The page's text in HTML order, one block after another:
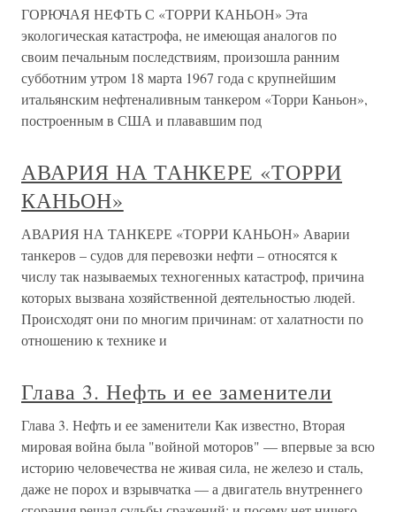
ГОРЮЧАЯ НЕФТЬ С «ТОРРИ КАНЬОН» Эта
экологическая катастрофа, не имеющая аналогов по
своим печальным последствиям, произошла ранним
субботним утром 18 марта 1967 года с крупнейшим
итальянским нефтеналивным танкером «Торри Каньон»,
построенным в США и плававшим под
АВАРИЯ НА ТАНКЕРЕ «ТОРРИ
КАНЬОН»
АВАРИЯ НА ТАНКЕРЕ «ТОРРИ КАНЬОН» Аварии
танкеров – судов для перевозки нефти – относятся к
числу так называемых техногенных катастроф, причина
которых вызвана хозяйственной деятельностью людей.
Происходят они по многим причинам: от халатности по
отношению к технике и
Глава 3. Нефть и ее заменители
Глава 3. Нефть и ее заменители Как известно, Вторая
мировая война была "войной моторов" — впервые за всю
историю человечества не живая сила, не железо и сталь,
даже не порох и взрывчатка — а двигатель внутреннего